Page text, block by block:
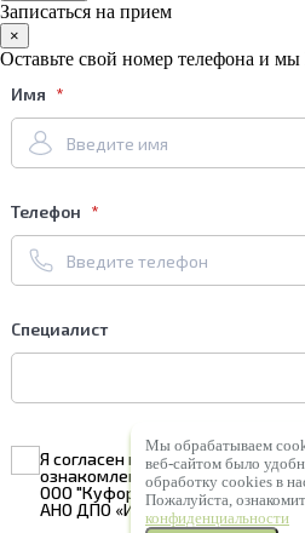
Мы обрабатываем
веб-сайтом было
обработку сookies в
Пожалуйста,
конфиденциальности
Записаться на прием
×
Оставьте свой номер телефона и
Имя
Телефон
Специалист
Я согласен наобработку
ознакомлен с условиями
ООО "Куформ" и условиями
АНО ДПО «ИКТ «Статус»